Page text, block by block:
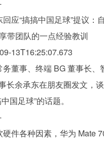
应“搞搞中国足球”提议：
带团队的一点经验教训
13T16:25:07.673
务董事、终端 BG 董事长、
长余承东在朋友圈发文，
国足球”的话题。
件各种因素，华为 Mate